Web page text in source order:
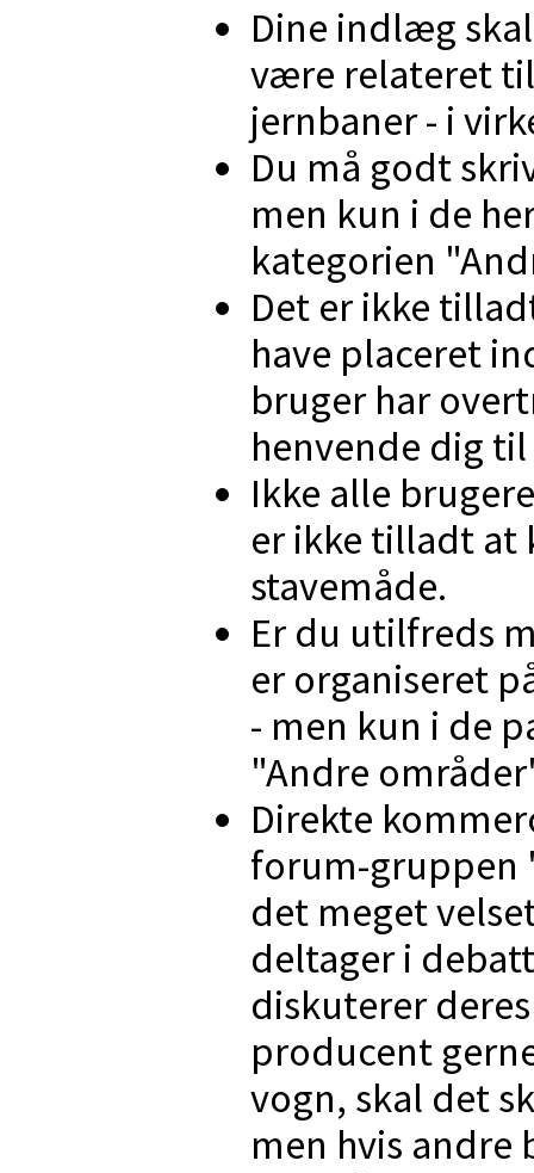
Dine indlæg
være relateret
jernbaner - i
Du må godt
men kun i de
kategorien
Det er ikke
have placeret
bruger har
henvende dig
Ikke alle
er ikke tilladt at
stavemåde.
Er du utilfreds
er organiseret
- men kun i de
"Andre
Direkte
forum-gruppen
det meget
deltager i
diskuterer
producent
vogn, skal det
men hvis andre